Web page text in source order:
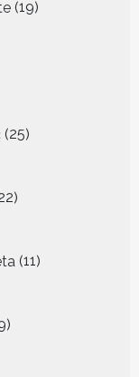
19
producten
25
producten
producten
11
producten
producten